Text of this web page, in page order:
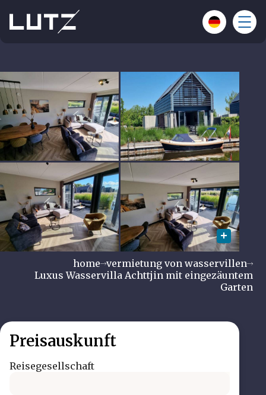
home vermietung von wasservillen
Luxus Wasservilla Achttjin mit eingezäuntem
Garten
Preisauskunft
Reisegesellschaft